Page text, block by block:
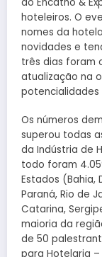
hoteleiros. O
nomes da
novidades e
três dias foram
atualização na
potencialidades
Os números
superou todas
da Indústria de
todo foram
Estados (Bahia,
Paraná, Rio de
Catarina,
maioria da
de 50
para Hotelaria